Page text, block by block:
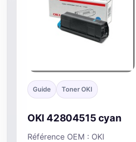
Guide Toner OKI
OKI 42804515 cyan
Référence OEM : OKI